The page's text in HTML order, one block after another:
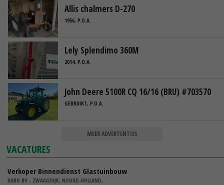
Allis chalmers D-270
1956, P.O.A.
Lely Splendimo 360M
2014, P.O.A.
John Deere 5100R CQ 16/16 (BRU) #703570
GEBRUIKT, P.O.A.
MEER ADVERTENTIES
VACATURES
Verkoper Binnendienst Glastuinbouw
KARO BV - ZWAAGDIJK, NOORD-HOLLAND,